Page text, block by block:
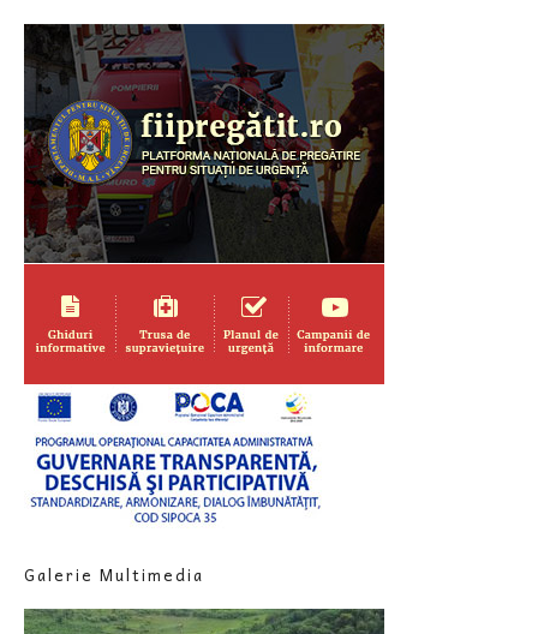
Galerie Multimedia